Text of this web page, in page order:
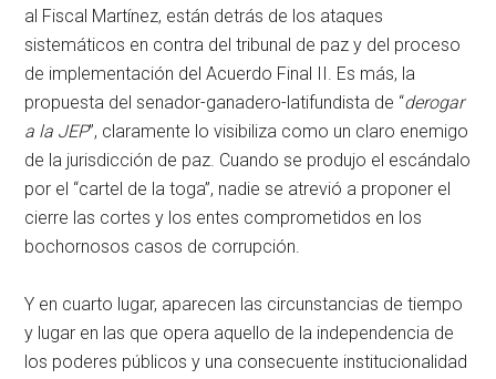
al Fiscal Martínez, están detrás de los ataques
sistemáticos en contra del tribunal de paz y del proceso
de implementación del Acuerdo Final II. Es más, la
propuesta del senador-ganadero-latifundista de “derogar
a la JEP”, claramente lo visibiliza como un claro enemigo
de la jurisdicción de paz. Cuando se produjo el escándalo
por el “cartel de la toga”, nadie se atrevió a proponer el
cierre las cortes y los entes comprometidos en los
bochornosos casos de corrupción.
Y en cuarto lugar, aparecen las circunstancias de tiempo
y lugar en las que opera aquello de la independencia de
los poderes públicos y una consecuente institucionalidad